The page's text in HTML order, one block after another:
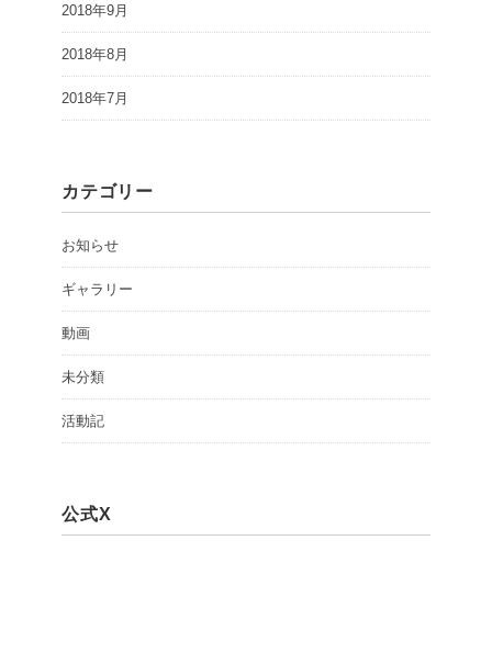
2018年9月
2018年8月
2018年7月
カテゴリー
お知らせ
ギャラリー
動画
未分類
活動記
公式X